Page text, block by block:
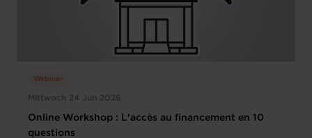
Mittwoch 24 Jun 2026
Webinar
Online Workshop : L'accès au financement en 10
questions